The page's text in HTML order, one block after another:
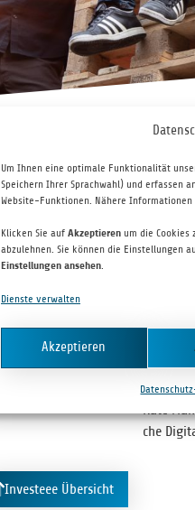
Um Ihnen eine optimale Funktionalität
Speichern Ihrer Sprachwahl) und erfassen
Website-Funktionen. Nähere Informationen
Klicken Sie auf Akzeptieren um die
abzulehnen. Sie können die Einstellungen
Einstellungen ansehen
Dienste verwalten
Akzeptieren
PAMYRA GMBH
Investeee Übersicht
chem
direkt
Rate
che